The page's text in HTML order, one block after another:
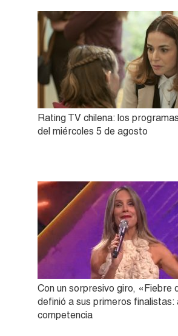
Rating TV chilena: los
del miércoles 5 de agosto
Con un sorpresivo giro, «Fiebre
definió a sus primeros finalistas:
competencia